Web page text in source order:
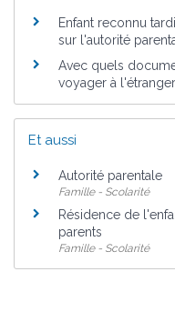
Enfant reconnu
sur l'autorité
Avec quels
voyager à
Et aussi
Autorité parentale
Famille - Scolarité
Résidence de
parents
Famille - Scolarité